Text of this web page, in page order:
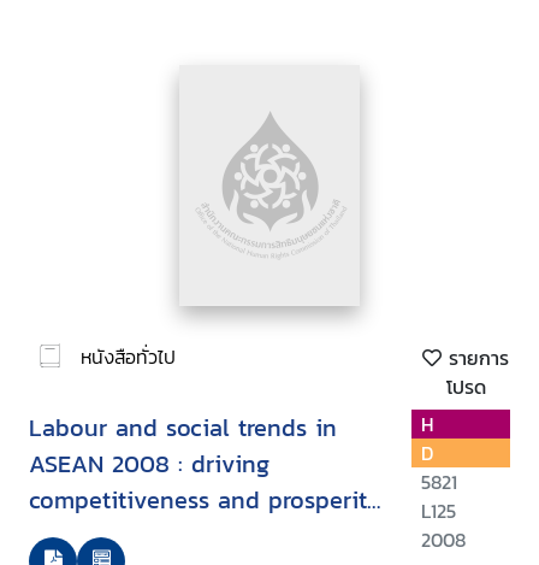
หนังสือทั่วไป
รายการ
โปรด
Labour and social trends in
ASEAN 2008 : driving
competitiveness and prosperity
with decent work
H
D
5821
L125
2008